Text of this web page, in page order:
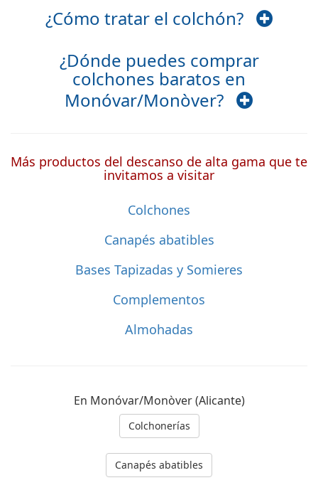
¿Cómo tratar el colchón?
¿Dónde puedes comprar
colchones baratos en
Monóvar/Monòver?
Más productos del descanso de alta gama que te
invitamos a visitar
Colchones
Canapés abatibles
Bases Tapizadas y Somieres
Complementos
Almohadas
En Monóvar/Monòver (Alicante)
Colchonerías
Canapés abatibles